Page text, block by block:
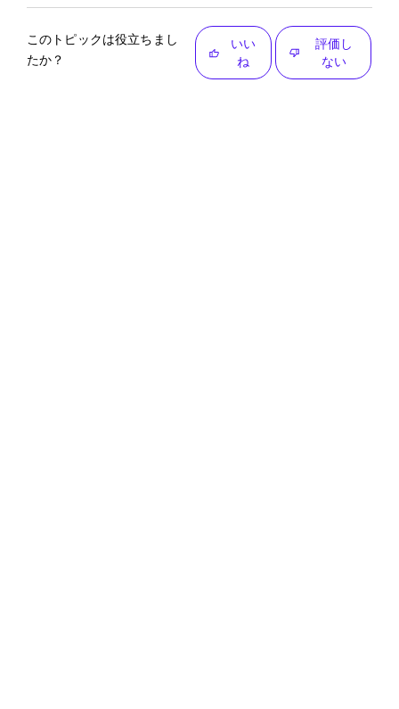
このトピックは役立ちまし
たか？
いい
ね
評価し
ない